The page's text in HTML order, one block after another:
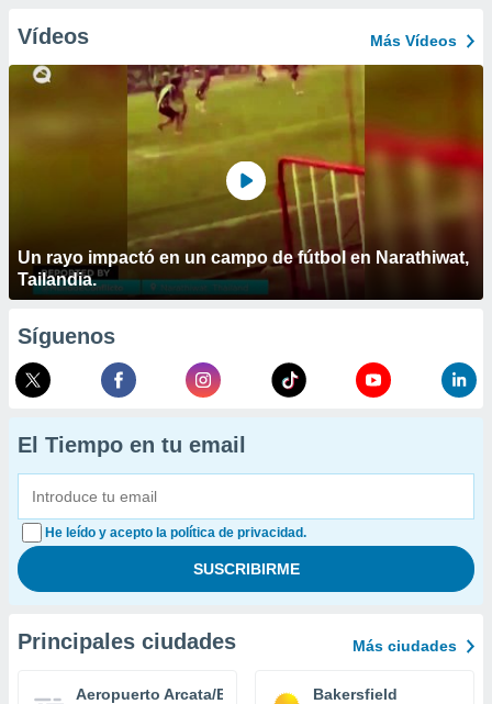
Vídeos Más Vídeos
Un rayo impactó en un campo de fútbol en Narathiwat,
Tailandia.
Síguenos
El Tiempo en tu email
He leído y acepto la política de privacidad.
Principales ciudades Más ciudades
Aeropuerto Arcata/Eureka Bakersfield